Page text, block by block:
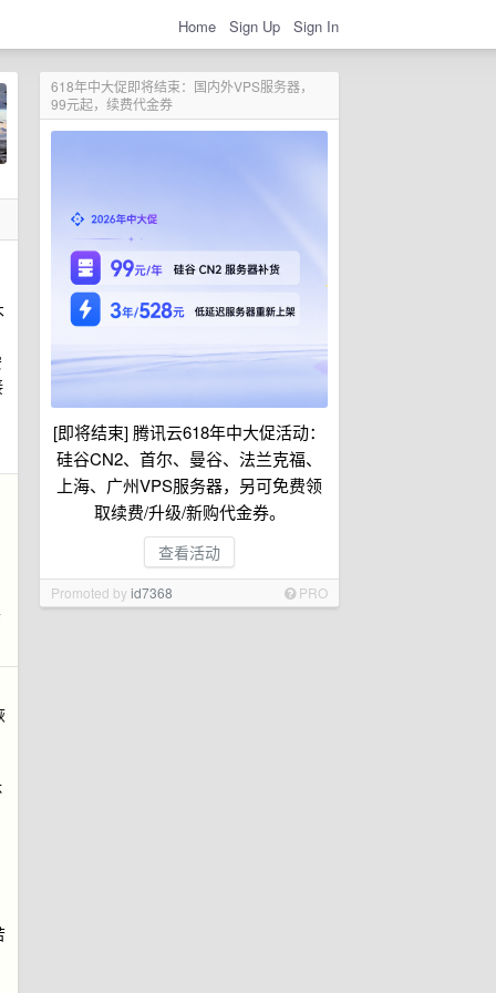
Home Sign Up Sign In
618年中大促即将结束：国内外VPS服务器，
99元起，续费代金券
[即将结束] 腾讯云618年中大促活动：
硅谷CN2、首尔、曼谷、法兰克福、
上海、广州VPS服务器，另可免费领
取续费/升级/新购代金券。
查看活动
Promoted byid7368 PRO